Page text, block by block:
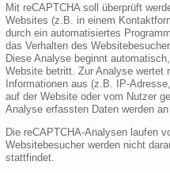
Mit reCAPTCHA soll überprüft
Websites (z.B. in einem
durch ein automatisiertes
das Verhalten des
Diese Analyse beginnt
Website betritt. Zur Analyse wertet
Informationen aus (z.B. IP-
auf der Website oder vom Nutzer
Analyse erfassten Daten werden
Die reCAPTCHA-Analysen laufen
Websitebesucher werden nicht
stattfindet.